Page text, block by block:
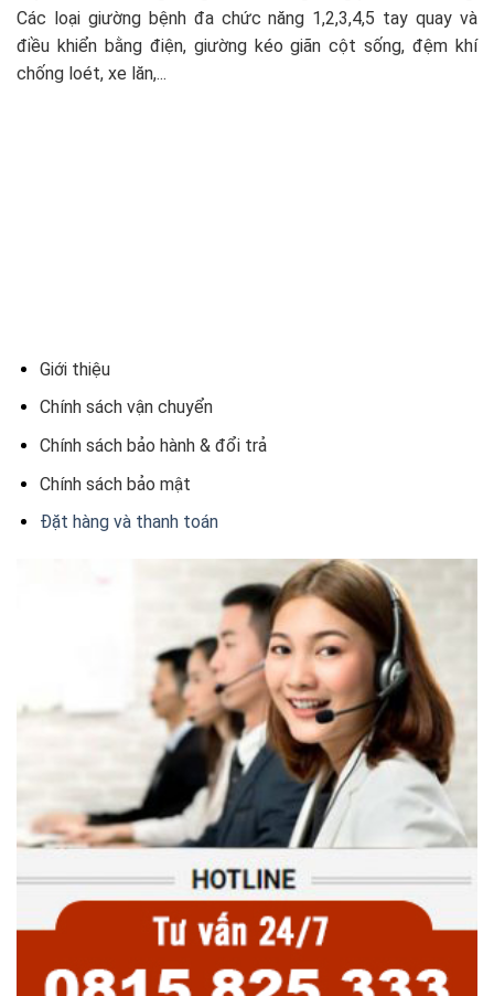
Các loại giường bệnh đa chức năng 1,2,3,4,5 tay quay và
điều khiển bằng điện, giường kéo giãn cột sống, đệm khí
chống loét, xe lăn,...
Giới thiệu
Chính sách vận chuyển
Chính sách bảo hành & đổi trả
Chính sách bảo mật
Đặt hàng và thanh toán